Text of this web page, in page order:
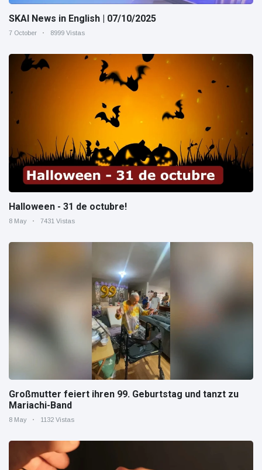
SKAI News in English | 07/10/2025
7 October 8999 Vistas
Halloween - 31 de octubre!
8 May 7431 Vistas
Großmutter feiert ihren 99. Geburtstag und tanzt zu
Mariachi-Band
8 May 1132 Vistas